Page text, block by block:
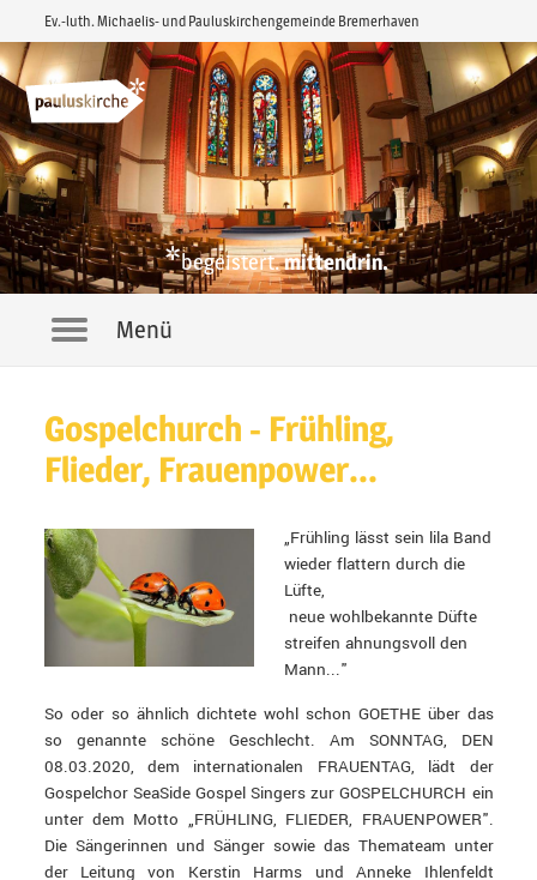
Ev.-luth. Michaelis- und Pauluskirchengemeinde Bremerhaven
*begeistert.mittendrin.
NavigationMenü
Gospelchurch - Frühling,
Flieder, Frauenpower...
„Frühling lässt sein lila Band
wieder flattern durch die
Lüfte,
neue wohlbekannte Düfte
streifen ahnungsvoll den
Mann..."
So oder so ähnlich dichtete wohl schon GOETHE über das
so genannte schöne Geschlecht. Am SONNTAG, DEN
08.03.2020, dem internationalen FRAUENTAG, lädt der
Gospelchor SeaSide Gospel Singers zur GOSPELCHURCH ein
unter dem Motto „FRÜHLING, FLIEDER, FRAUENPOWER".
Die Sängerinnen und Sänger sowie das Themateam unter
der Leitung von Kerstin Harms und Anneke Ihlenfeldt